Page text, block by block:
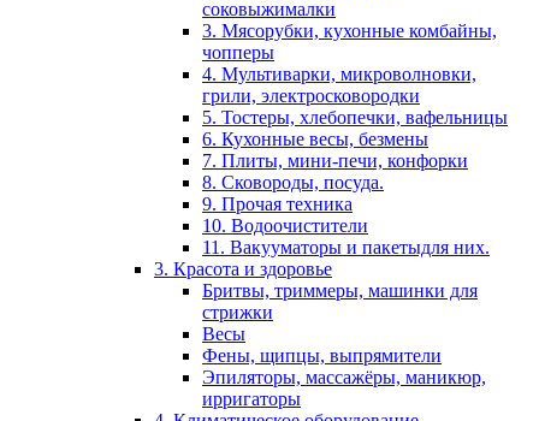
соковыжималки
3. Мясорубки, кухонные комбайны,
чопперы
4. Мультиварки, микроволновки,
грили, электросковородки
5. Тостеры, хлебопечки, вафельницы
6. Кухонные весы, безмены
7. Плиты, мини-печи, конфорки
8. Сковороды, посуда.
9. Прочая техника
10. Водоочистители
11. Вакууматоры и пакетыдля них.
3. Красота и здоровье
Бритвы, триммеры, машинки для
стрижки
Весы
Фены, щипцы, выпрямители
Эпиляторы, массажёры, маникюр,
ирригаторы